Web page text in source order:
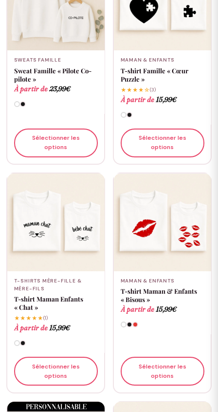
SWEATS FAMILLE
Sweat Famille « Pilote Co-
pilote »
À partir de23,99€
Sélectionner les
options
MAMAN & ENFANTS
T-shirt Famille « Cœur
Puzzle »
★★★★☆(3)
À partir de15,99€
Sélectionner les
options
T-SHIRTS MÈRE-FILLE &
MÈRE-FILS
T-shirt Maman Enfants
« Chat »
★★★★★(1)
À partir de15,99€
Sélectionner les
options
MAMAN & ENFANTS
T-shirt Maman & Enfants
« Bisous »
À partir de15,99€
Sélectionner les
options